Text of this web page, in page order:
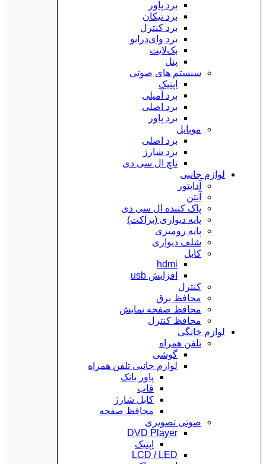
برد پاور
برد تیکان
برد کنترل
برد وای‌درایو
بک‌لایت
پنل
سیستم های صوتی
اپتیک
برد آمپلی
برد اصلی
برد پاور
موبایل
برد اصلی
برد شارژ
تاچ ال سی دی
لوازم جانبی
آداپتور
آنتن
پاک کننده ال سی دی
پایه دیواری (براکت)
پایه رومیزی
شلف دیواری
کابل
hdmi
افزایش usb
کنترل
محافظ برق
محافظ صفحه نمایش
محافظ کنترل
لوازم خانگی
تلفن همراه
گوشی
لوازم جانبی تلفن همراه
پاور بانک
قاب
کابل شارژ
محافظ صفحه
صوتی تصویری
DVD Player
اپتیک
LCD / LED